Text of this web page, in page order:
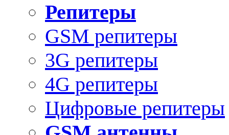
Репитеры
GSM репитеры
3G репитеры
4G репитеры
Цифровые репитеры